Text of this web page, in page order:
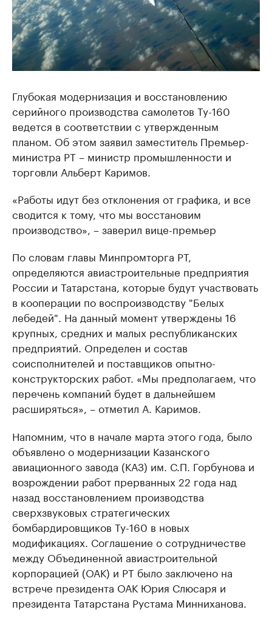
Глубокая модернизация и восстановлению
серийного производства самолетов Ту-160
ведется в соответствии с утвержденным
планом. Об этом заявил заместитель Премьер-
министра РТ – министр промышленности и
торговли Альберт Каримов.
«Работы идут без отклонения от графика, и все
сводится к тому, что мы восстановим
производство», – заверил вице-премьер
По словам главы Минпромторга РТ,
определяются авиастроительные предприятия
России и Татарстана, которые будут участвовать
в кооперации по воспроизводству "Белых
лебедей". На данный момент утверждены 16
крупных, средних и малых республиканских
предприятий. Определен и состав
соисполнителей и поставщиков опытно-
конструкторских работ. «Мы предполагаем, что
перечень компаний будет в дальнейшем
расширяться», – отметил А. Каримов.
Напомним, что в начале марта этого года, было
объявлено о модернизации Казанского
авиационного завода (КАЗ) им. С.П. Горбунова и
возрождении работ прерванных 22 года над
назад восстановлением производства
сверхзвуковых стратегических
бомбардировщиков Ту-160 в новых
модификациях. Соглашение о сотрудничестве
между Объединенной авиастроительной
корпорацией (ОАК) и РТ было заключено на
встрече президента ОАК Юрия Слюсаря и
президента Татарстана Рустама Минниханова.